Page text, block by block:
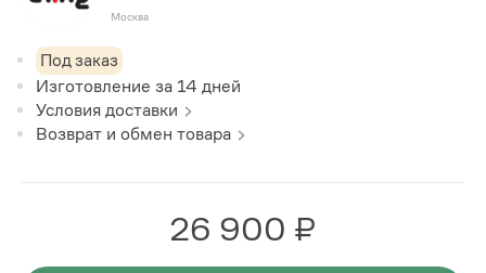
Москва
Под заказ
Изготовление за 14 дней
Условия доставки
Возврат и обмен товара
26 900 ₽